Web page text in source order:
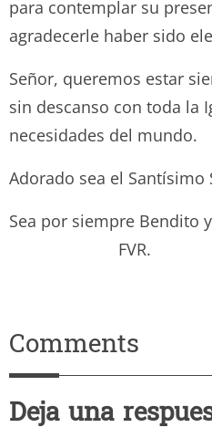
para contemplar su
agradecerle haber sido
Señor, queremos estar
sin descanso con toda la
necesidades del mundo.
Adorado sea el Santísimo
Sea por siempre
FVR.
Comments
Deja una